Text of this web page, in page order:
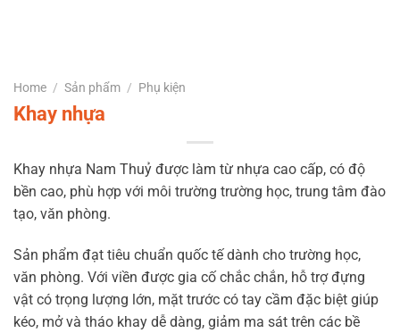
Home / Sản phẩm / Phụ kiện
Khay nhựa
Khay nhựa Nam Thuỷ được làm từ nhựa cao cấp, có độ
bền cao, phù hợp với môi trường trường học, trung tâm đào
tạo, văn phòng.
Sản phẩm đạt tiêu chuẩn quốc tế dành cho trường học,
văn phòng. Với viền được gia cố chắc chắn, hỗ trợ đựng
vật có trọng lượng lớn, mặt trước có tay cầm đặc biệt giúp
kéo, mở và tháo khay dễ dàng, giảm ma sát trên các bề